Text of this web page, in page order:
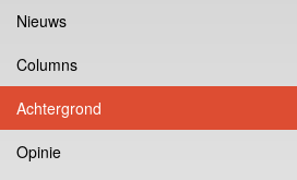
Nieuws
Columns
Achtergrond
Opinie